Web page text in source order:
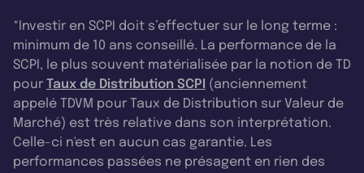
*Investir en SCPI doit s’effectuer sur le long terme :
minimum de 10 ans conseillé. La performance de la
SCPI, le plus souvent matérialisée par la notion de TD
pour Taux de Distribution SCPI (anciennement
appelé TDVM pour Taux de Distribution sur Valeur de
Marché) est très relative dans son interprétation.
Celle-ci n'est en aucun cas garantie. Les
performances passées ne présagent en rien des